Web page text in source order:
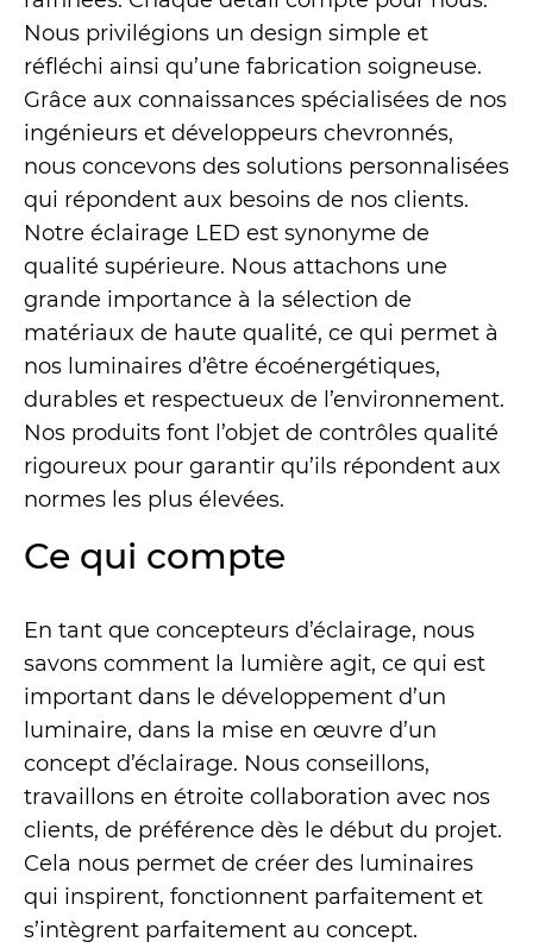
Nous privilégions un design simple et
réfléchi ainsi qu’une fabrication soigneuse.
Grâce aux connaissances spécialisées de nos
ingénieurs et développeurs chevronnés,
nous concevons des solutions personnalisées
qui répondent aux besoins de nos clients.
Notre éclairage LED est synonyme de
qualité supérieure. Nous attachons une
grande importance à la sélection de
matériaux de haute qualité, ce qui permet à
nos luminaires d’être écoénergétiques,
durables et respectueux de l’environnement.
Nos produits font l’objet de contrôles qualité
rigoureux pour garantir qu’ils répondent aux
normes les plus élevées.
Ce qui compte
En tant que concepteurs d’éclairage, nous
savons comment la lumière agit, ce qui est
important dans le développement d’un
luminaire, dans la mise en œuvre d’un
concept d’éclairage. Nous conseillons,
travaillons en étroite collaboration avec nos
clients, de préférence dès le début du projet.
Cela nous permet de créer des luminaires
qui inspirent, fonctionnent parfaitement et
s’intègrent parfaitement au concept.